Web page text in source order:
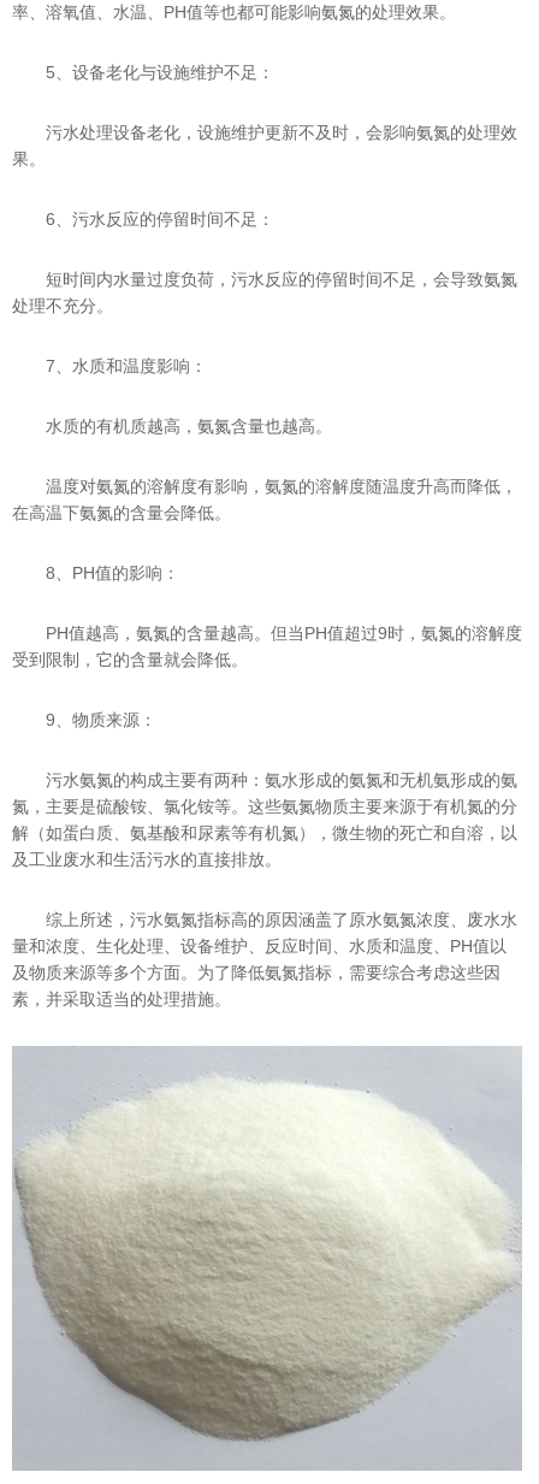
率、溶氧值、水温、PH值等也都可能影响氨氮的处理效果。
5、设备老化与设施维护不足：
污水处理设备老化，设施维护更新不及时，会影响氨氮的处理效
果。
6、污水反应的停留时间不足：
短时间内水量过度负荷，污水反应的停留时间不足，会导致氨氮
处理不充分。
7、水质和温度影响：
水质的有机质越高，氨氮含量也越高。
温度对氨氮的溶解度有影响，氨氮的溶解度随温度升高而降低，
在高温下氨氮的含量会降低。
8、PH值的影响：
PH值越高，氨氮的含量越高。但当PH值超过9时，氨氮的溶解度
受到限制，它的含量就会降低。
9、物质来源：
污水氨氮的构成主要有两种：氨水形成的氨氮和无机氨形成的氨
氮，主要是硫酸铵、氯化铵等。这些氨氮物质主要来源于有机氮的分
解（如蛋白质、氨基酸和尿素等有机氮），微生物的死亡和自溶，以
及工业废水和生活污水的直接排放。
综上所述，污水氨氮指标高的原因涵盖了原水氨氮浓度、废水水
量和浓度、生化处理、设备维护、反应时间、水质和温度、PH值以
及物质来源等多个方面。为了降低氨氮指标，需要综合考虑这些因
素，并采取适当的处理措施。